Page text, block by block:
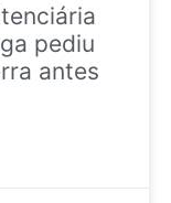
pediu
antes